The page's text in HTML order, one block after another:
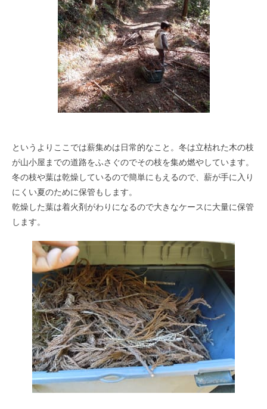
というよりここでは薪集めは日常的なこと。冬は立枯れた木の枝
が山小屋までの道路をふさぐのでその枝を集め燃やしています。
冬の枝や葉は乾燥しているので簡単にもえるので、薪が手に入り
にくい夏のために保管もします。
乾燥した葉は着火剤がわりになるので大きなケースに大量に保管
します。